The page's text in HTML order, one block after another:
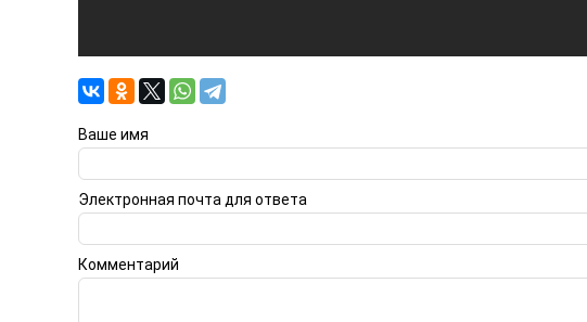
Ваше имя
Электронная почта для ответа
Комментарий